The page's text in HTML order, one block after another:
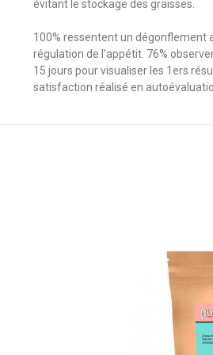
évitant le stockage des graisses.
100% ressentent un dégonflement
régulation de l'appétit. 76%
15 jours pour visualiser les 1ers
satisfaction réalisé en